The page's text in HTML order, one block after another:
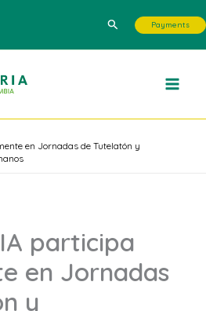
Search Payments
en Jornadas de Tutelatón y
participa
en Jornadas
y